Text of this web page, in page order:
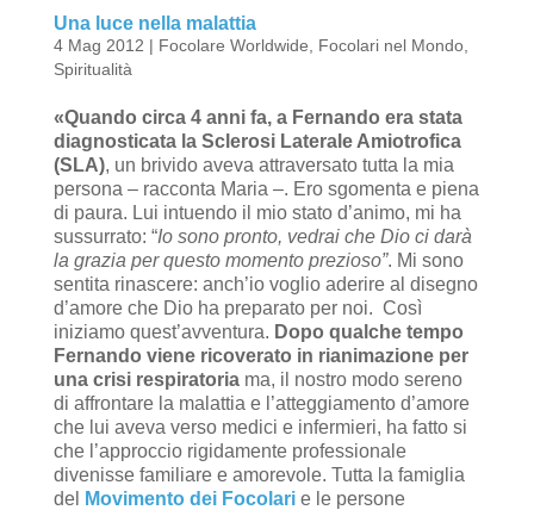
Una luce nella malattia
4 Mag 2012 | Focolare Worldwide Focolari nel Mondo,
Spiritualità
«Quando circa 4 anni fa, a Fernando era stata
diagnosticata la Sclerosi Laterale Amiotrofica
(SLA), un brivido aveva attraversato tutta la mia
persona – racconta Maria –. Ero sgomenta e piena
di paura. Lui intuendo il mio stato d’animo, mi ha
sussurrato: “Io sono pronto, vedrai che Dio ci darà
la grazia per questo momento prezioso”. Mi sono
sentita rinascere: anch’io voglio aderire al disegno
d’amore che Dio ha preparato per noi. Così
iniziamo quest’avventura. Dopo qualche tempo
Fernando viene ricoverato in rianimazione per
una crisi respiratoriama, il nostro modo sereno
di affrontare la malattia e l’atteggiamento d’amore
che lui aveva verso medici e infermieri, ha fatto si
che l’approccio rigidamente professionale
divenisse familiare e amorevole. Tutta la famiglia
del
Movimento dei Focolarie le persone